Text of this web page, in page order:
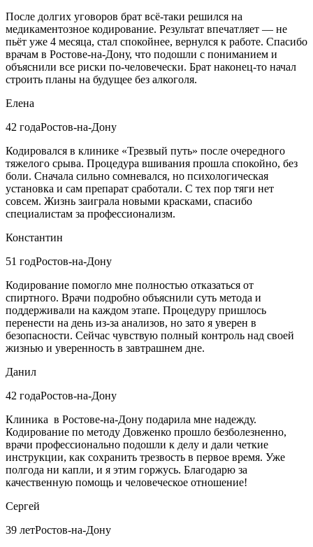
После долгих уговоров брат всё-таки решился на
медикаментозное кодирование. Результат впечатляет — не
пьёт уже 4 месяца, стал спокойнее, вернулся к работе. Спасибо
врачам в Ростове-на-Дону, что подошли с пониманием и
объяснили все риски по-человечески. Брат наконец-то начал
строить планы на будущее без алкоголя.
Елена
42 годаРостов-на-Дону
Кодировался в клинике «Трезвый путь» после очередного
тяжелого срыва. Процедура вшивания прошла спокойно, без
боли. Сначала сильно сомневался, но психологическая
установка и сам препарат сработали. С тех пор тяги нет
совсем. Жизнь заиграла новыми красками, спасибо
специалистам за профессионализм.
Константин
51 годРостов-на-Дону
Кодирование помогло мне полностью отказаться от
спиртного. Врачи подробно объяснили суть метода и
поддерживали на каждом этапе. Процедуру пришлось
перенести на день из-за анализов, но зато я уверен в
безопасности. Сейчас чувствую полный контроль над своей
жизнью и уверенность в завтрашнем дне.
Данил
42 годаРостов-на-Дону
Клиника в Ростове-на-Дону подарила мне надежду.
Кодирование по методу Довженко прошло безболезненно,
врачи профессионально подошли к делу и дали четкие
инструкции, как сохранить трезвость в первое время. Уже
полгода ни капли, и я этим горжусь. Благодарю за
качественную помощь и человеческое отношение!
Сергей
39 летРостов-на-Дону